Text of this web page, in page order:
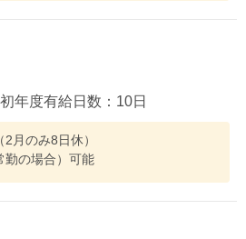
年度有給日数：10日
月のみ8日休）
勤の場合）可能